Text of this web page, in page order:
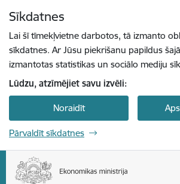
Sīkdatnes
Lai šī tīmekļvietne darbotos, tā izmanto
sīkdatnes. Ar Jūsu piekrišanu papildus
izmantotas statistikas un sociālo mediju
Lūdzu, atzīmējiet savu izvēli:
Noraidīt
Pārvaldīt sīkdatnes